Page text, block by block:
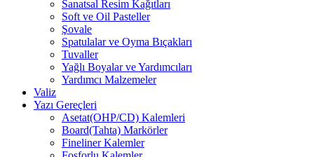
Sanatsal Resim Kağıtları
Soft ve Oil Pasteller
Şovale
Spatulalar ve Oyma Bıçakları
Tuvaller
Yağlı Boyalar ve Yardımcıları
Yardımcı Malzemeler
Valiz
Yazı Gereçleri
Asetat(OHP/CD) Kalemleri
Board(Tahta) Markörler
Fineliner Kalemler